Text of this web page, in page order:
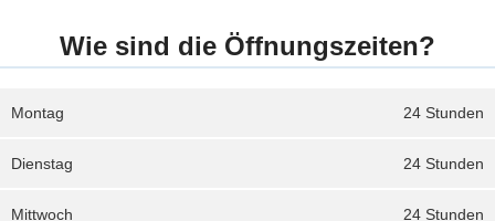
Wie sind die Öffnungszeiten?
24 Stunden
Montag
24 Stunden
Dienstag
24 Stunden
Mittwoch